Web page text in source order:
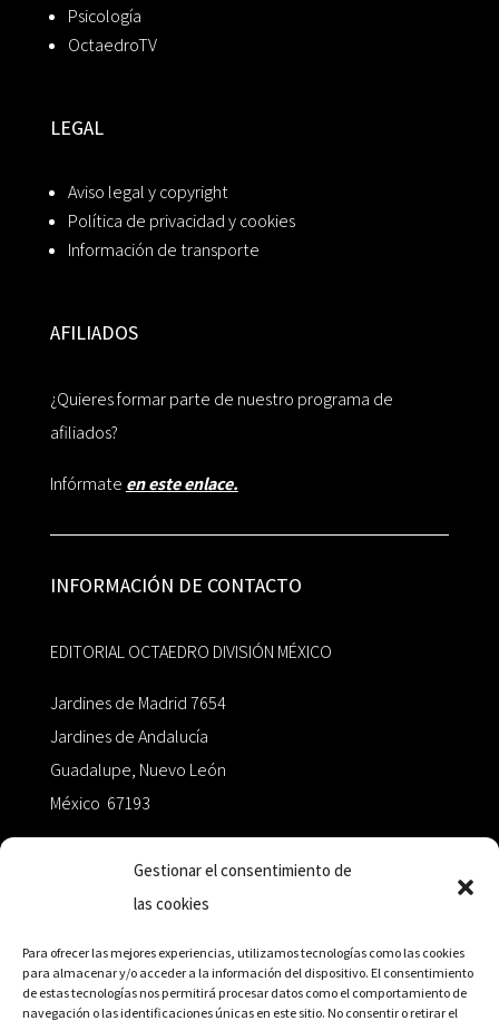
Gestionar el consentimiento de
las cookies
Para ofrecer las mejores experiencias, utilizamos tecnologías como las cookies
para almacenar y/o acceder a la información del dispositivo. El consentimiento
de estas tecnologías nos permitirá procesar datos como el comportamiento de
navegación o las identificaciones únicas en este sitio. No consentir o retirar el
Psicología
OctaedroTV
LEGAL
Aviso legal y copyright
Política de privacidad y cookies
Información de transporte
AFILIADOS
¿Quieres formar parte de nuestro programa de
afiliados?
Infórmate en este enlace.
INFORMACIÓN DE CONTACTO
EDITORIAL OCTAEDRO DIVISIÓN MÉXICO
Jardines de Madrid 7654
Jardines de Andalucía
Guadalupe, Nuevo León
México 67193
+52 811.499.5638
RED DE DISTRIBUCIÓN